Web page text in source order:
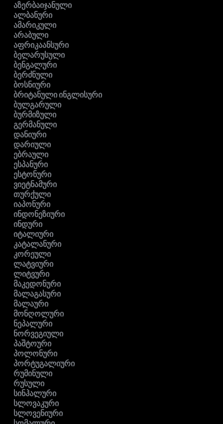
აზერბაიჯანული
ალბანური
ამარიკული
არაბული
აფრიკაანსური
ბელარუსული
ბენგალური
ბერძნული
ბოსნიური
ბრიტანული ინგლისური
ბულგარული
ბურმიზული
გერმანული
დანიური
დარიული
ებრაული
ესპანური
ესტონური
ვიეტნამური
თურქული
იაპონური
ინდონეზიური
ინდური
იტალიური
კატალანური
კორეული
ლატვიური
ლიტვური
მაკედონური
მალაგასური
მალაური
მონღოლური
ნეპალური
ნორვეგიული
პაშტოური
პოლონური
პორტუგალიური
რუმინული
რუსული
სინჰალური
სლოვაკური
სლოვენიური